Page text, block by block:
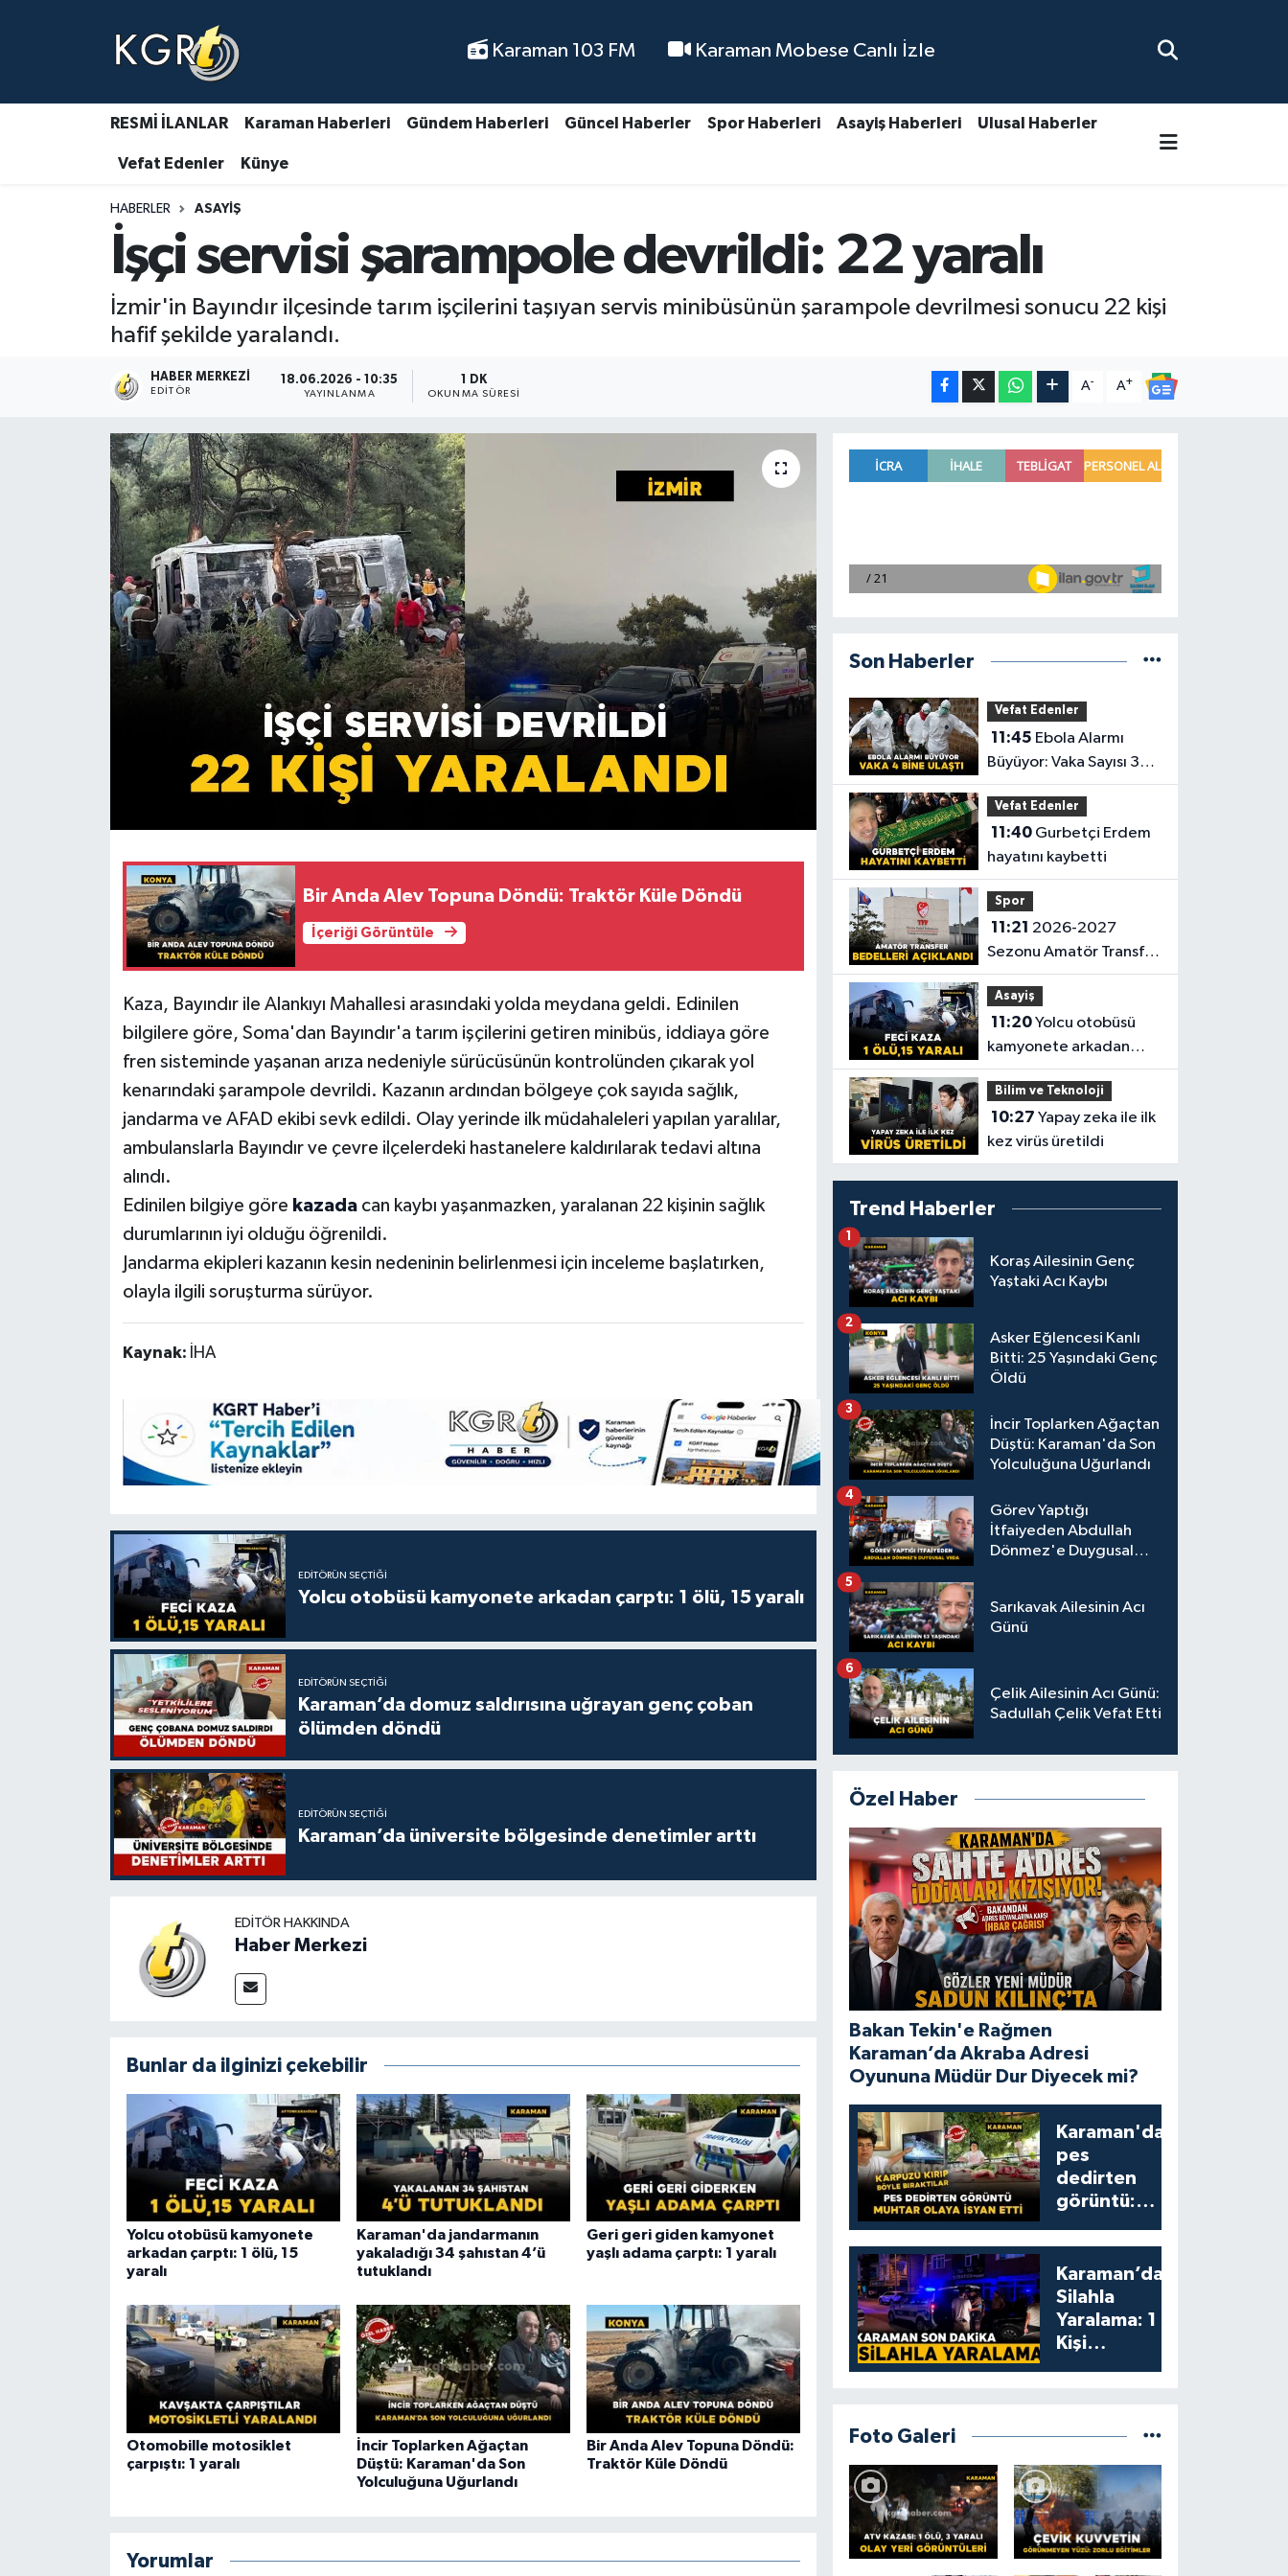
Karaman 103 FM Karaman Mobese Canlı İzle
RESMİ İLANLAR Karaman Haberleri Gündem Haberleri Güncel Haberler Spor Haberleri Asayiş Haberleri Ulusal Haberler
Vefat Edenler Künye
HABERLER ASAYIŞ
İşçi servisi şarampole devrildi: 22 yaralı
İzmir'in Bayındır ilçesinde tarım işçilerini taşıyan servis minibüsünün şarampole devrilmesi sonucu 22 kişi
hafif şekilde yaralandı.
HABER MERKEZI
EDITÖR
18.06.2026 - 10:35
YAYINLANMA
1 DK
OKUNMA SÜRESI
A- A+
Bir Anda Alev Topuna Döndü: Traktör Küle Döndü
İçeriği Görüntüle
Kaza, Bayındır ile Alankıyı Mahallesi arasındaki yolda meydana geldi. Edinilen
bilgilere göre, Soma'dan Bayındır'a tarım işçilerini getiren minibüs, iddiaya göre
fren sisteminde yaşanan arıza nedeniyle sürücüsünün kontrolünden çıkarak yol
kenarındaki şarampole devrildi. Kazanın ardından bölgeye çok sayıda sağlık,
jandarma ve AFAD ekibi sevk edildi. Olay yerinde ilk müdahaleleri yapılan yaralılar,
ambulanslarla Bayındır ve çevre ilçelerdeki hastanelere kaldırılarak tedavi altına
alındı.
Edinilen bilgiye göre kazada can kaybı yaşanmazken, yaralanan 22 kişinin sağlık
durumlarının iyi olduğu öğrenildi.
Jandarma ekipleri kazanın kesin nedeninin belirlenmesi için inceleme başlatırken,
olayla ilgili soruşturma sürüyor.
Kaynak: İHA
EDITÖRÜN SEÇTIĞI
Yolcu otobüsü kamyonete arkadan çarptı: 1 ölü, 15 yaralı
EDITÖRÜN SEÇTIĞI
Karaman’da domuz saldırısına uğrayan genç çoban
ölümden döndü
EDITÖRÜN SEÇTIĞI
Karaman’da üniversite bölgesinde denetimler arttı
EDITÖR HAKKINDA
Haber Merkezi
Bunlar da ilginizi çekebilir
Yolcu otobüsü kamyonete
arkadan çarptı: 1 ölü, 15
yaralı
Karaman'da jandarmanın
yakaladığı 34 şahıstan 4’ü
tutuklandı
Geri geri giden kamyonet
yaşlı adama çarptı: 1 yaralı
Otomobille motosiklet
çarpıştı: 1 yaralı
İncir Toplarken Ağaçtan
Düştü: Karaman'da Son
Yolculuğuna Uğurlandı
Bir Anda Alev Topuna Döndü:
Traktör Küle Döndü
Yorumlar
Son Haberler
Vefat Edenler
11:45
Büyüyor: Vaka Sayısı 3
Bin 973’e Ulaştı
Vefat Edenler
11:40Gurbetçi Erdem
hayatını kaybetti
Spor
11:21
Sezonu Amatör Transfer
Bedelleri Açıklandı
Asayiş
11:20Yolcu otobüsü
kamyonete arkadan
çarptı: 1 ölü, 15 yaralı
Bilim ve Teknoloji
10:27
kez virüs üretildi
Trend Haberler
Koraş Ailesinin Genç
Yaştaki Acı Kaybı
1
Asker Eğlencesi Kanlı
Bitti: 25 Yaşındaki Genç
Öldü
2
İncir Toplarken Ağaçtan
Düştü: Karaman'da Son
Yolculuğuna Uğurlandı
3
Görev Yaptığı
İtfaiyeden Abdullah
Dönmez'e Duygusal
4
Sarıkavak Ailesinin Acı
Günü
5
Çelik Ailesinin Acı Günü:
Sadullah Çelik Vefat Etti
6
Özel Haber
Bakan Tekin'e Rağmen
Karaman’da Akraba Adresi
Oyununa Müdür Dur Diyecek mi?
Karaman'da
pes
dedirten
görüntü:
yumruklayıp
yediler,
artıklarını
kamelyada
bıraktılar
Karaman’da
Silahla
Yaralama: 1
Kişi
Foto Galeri
Karaman Haberleri
Gündem Haberleri
Güncel Haberler
Spor Haberleri
Asayiş Haberleri
Ulusal Haberler